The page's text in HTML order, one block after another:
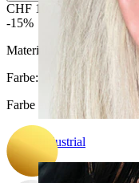
Industrial
CHF 10.12
CHF 11.90
-15%
Material:
Titan
Farbe:
Farbe auswählen